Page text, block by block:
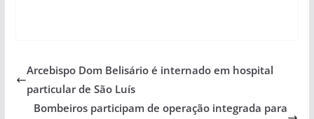
Arcebispo Dom Belisário é internado em hospital
particular de São Luís
Bombeiros participam de operação integrada para